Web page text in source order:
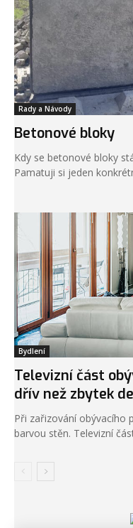
Rady a Návody
Betonové bloky
Kdy se betonové bloky
Pamatuji si jeden
Bydlení
Televizní část
dřív než zbytek
Při zařizování obývacího
barvou stěn. Televizní